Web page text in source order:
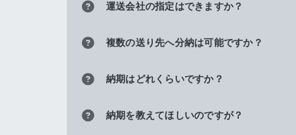
運送会社の指定はできますか？
複数の送り先へ分納は可能ですか？
納期はどれくらいですか？
納期を教えてほしいのですが？